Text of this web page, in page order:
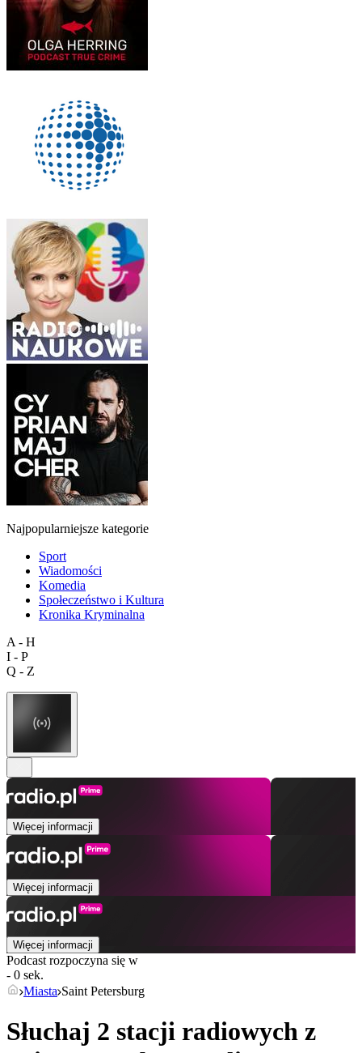
Najpopularniejsze kategorie
Sport
Wiadomości
Komedia
Społeczeństwo i Kultura
Kronika Kryminalna
A - H
I - P
Q - Z
Więcej informacji
Więcej informacji
Więcej informacji
Podcast rozpoczyna się w
- 0 sek.
Miasta Saint Petersburg
Słuchaj 2 stacji radiowych z